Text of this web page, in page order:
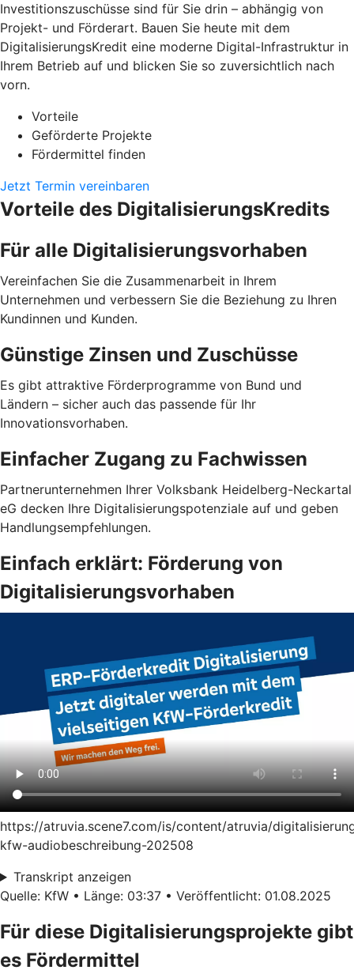
Investitionszuschüsse sind für Sie drin – abhängig von
Projekt- und Förderart. Bauen Sie heute mit dem
DigitalisierungsKredit eine moderne Digital-Infrastruktur in
Ihrem Betrieb auf und blicken Sie so zuversichtlich nach
vorn.
Vorteile
Geförderte Projekte
Fördermittel finden
Jetzt Termin vereinbaren
Vorteile des DigitalisierungsKredits
Für alle Digitalisierungsvorhaben
Vereinfachen Sie die Zusammenarbeit in Ihrem
Unternehmen und verbessern Sie die Beziehung zu Ihren
Kundinnen und Kunden.
Günstige Zinsen und Zuschüsse
Es gibt attraktive Förderprogramme von Bund und
Ländern – sicher auch das passende für Ihr
Innovationsvorhaben.
Einfacher Zugang zu Fachwissen
Partnerunternehmen Ihrer Volksbank Heidelberg-Neckartal
eG decken Ihre Digitalisierungspotenziale auf und geben
Handlungsempfehlungen.
Einfach erklärt: Förderung von
Digitalisierungsvorhaben
https://atruvia.scene7.com/is/content/atruvia/
kfw-audiobeschreibung-202508
Transkript anzeigen
Quelle: KfW • Länge: 03:37 • Veröffentlicht: 01.08.2025
Für diese Digitalisierungsprojekte gibt
es Fördermittel